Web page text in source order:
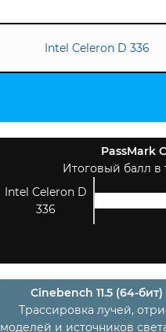
Intel Celeron D 336
PassMark
Итоговый балл в
Intel Celeron D
336
Cinebench 11.5 (64-
Трассировка лучей,
моделей и источников